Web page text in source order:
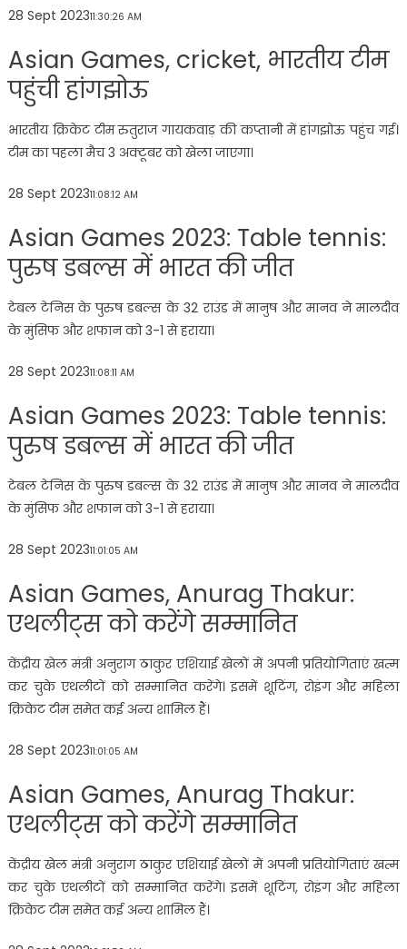
28 Sept 202311:30:26 AM
Asian Games, cricket, भारतीय टीम
पहुंची हांगझोऊ
भारतीय क्रिकेट टीम रुतुराज गायकवाड़ की कप्तानी में हांगझोऊ पहुंच गई।
टीम का पहला मैच 3 अक्टूबर को खेला जाएगा।
28 Sept 202311:08:12 AM
Asian Games 2023: Table tennis:
पुरुष डबल्स में भारत की जीत
टेबल टेनिस के पुरुष डबल्स के 32 राउंड में मानुष और मानव ने मालदीव
के मुंसिफ और शफान को 3-1 से हराया।
28 Sept 202311:08:11 AM
Asian Games 2023: Table tennis:
पुरुष डबल्स में भारत की जीत
टेबल टेनिस के पुरुष डबल्स के 32 राउंड में मानुष और मानव ने मालदीव
के मुंसिफ और शफान को 3-1 से हराया।
28 Sept 202311:01:05 AM
Asian Games, Anurag Thakur:
एथलीट्स को करेंगे सम्मानित
केंद्रीय खेल मंत्री अनुराग ठाकुर एशियाई खेलों में अपनी प्रतियोगिताएं खत्म
कर चुके एथलीटों को सम्मानित करेंगे। इसमें शूटिंग, रोइंग और महिला
क्रिकेट टीम समेत कई अन्य शामिल हैं।
28 Sept 202311:01:05 AM
Asian Games, Anurag Thakur:
एथलीट्स को करेंगे सम्मानित
केंद्रीय खेल मंत्री अनुराग ठाकुर एशियाई खेलों में अपनी प्रतियोगिताएं खत्म
कर चुके एथलीटों को सम्मानित करेंगे। इसमें शूटिंग, रोइंग और महिला
क्रिकेट टीम समेत कई अन्य शामिल हैं।